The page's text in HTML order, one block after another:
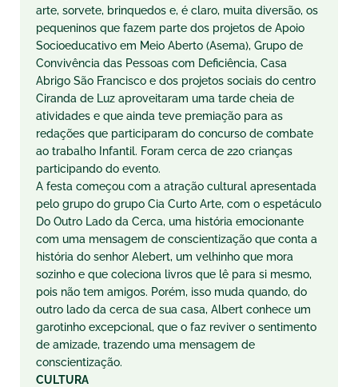
arte, sorvete, brinquedos e, é claro, muita diversão, os
pequeninos que fazem parte dos projetos de Apoio
Socioeducativo em Meio Aberto (Asema), Grupo de
Convivência das Pessoas com Deficiência, Casa
Abrigo São Francisco e dos projetos sociais do centro
Ciranda de Luz aproveitaram uma tarde cheia de
atividades e que ainda teve premiação para as
redações que participaram do concurso de combate
ao trabalho Infantil. Foram cerca de 220 crianças
participando do evento.
A festa começou com a atração cultural apresentada
pelo grupo do grupo Cia Curto Arte, com o espetáculo
Do Outro Lado da Cerca, uma história emocionante
com uma mensagem de conscientização que conta a
história do senhor Alebert, um velhinho que mora
sozinho e que coleciona livros que lê para si mesmo,
pois não tem amigos. Porém, isso muda quando, do
outro lado da cerca de sua casa, Albert conhece um
garotinho excepcional, que o faz reviver o sentimento
de amizade, trazendo uma mensagem de
conscientização.
CULTURA